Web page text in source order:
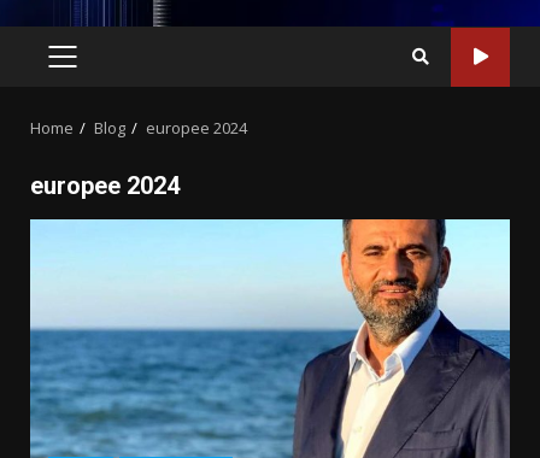
PRIMARY
Home Blog europee 2024
europee 2024